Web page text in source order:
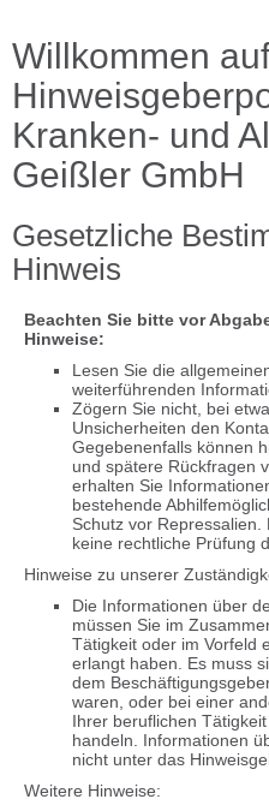
Willkommen
Kranken- und
Geißler GmbH
Gesetzliche
Hinweis
Beachten Sie bitte vor
Hinweise:
Lesen Sie die
weiterführenden
Zögern Sie nicht, bei
Unsicherheiten den
Gegebenenfalls können
und spätere Rückfragen
erhalten Sie
bestehende
Schutz vor
keine rechtliche Prüfung
Hinweise zu unserer
Die Informationen über
müssen Sie im
Tätigkeit oder im Vorfeld
erlangt haben. Es muss
dem
waren, oder bei einer
Ihrer beruflichen
handeln. Informationen
nicht unter das
Weitere Hinweise: